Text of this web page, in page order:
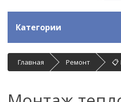
Категории
Главная Ремонт 📋